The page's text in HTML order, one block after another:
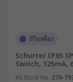
มีในสต็อก
Schurter IP65
Switch, 125mA,
RS Stock No. 270-